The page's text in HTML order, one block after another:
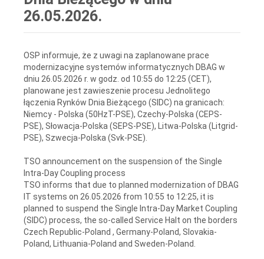
26.05.2026.
OSP informuje, że z uwagi na zaplanowane prace
modernizacyjne systemów informatycznych DBAG w
dniu 26.05.2026 r. w godz. od 10:55 do 12:25 (CET),
planowane jest zawieszenie procesu Jednolitego
łączenia Rynków Dnia Bieżącego (SIDC) na granicach:
Niemcy - Polska (50HzT-PSE), Czechy-Polska (CEPS-
PSE), Słowacja-Polska (SEPS-PSE), Litwa-Polska (Litgrid-
PSE), Szwecja-Polska (Svk-PSE).
TSO announcement on the suspension of the Single
Intra-Day Coupling process
TSO informs that due to planned modernization of DBAG
IT systems on 26.05.2026 from 10:55 to 12:25, it is
planned to suspend the Single Intra-Day Market Coupling
(SIDC) process, the so-called Service Halt on the borders
Czech Republic-Poland , Germany-Poland, Slovakia-
Poland, Lithuania-Poland and Sweden-Poland.